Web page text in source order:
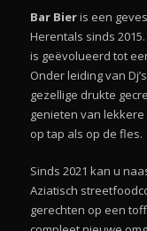
Bar Bieris een
Herentals sinds
is geëvolueerd tot
Onder leiding van
gezellige drukte
genieten van
op tap als op de fles.
Sinds 2021 kan u
Aziatisch
gerechten op een